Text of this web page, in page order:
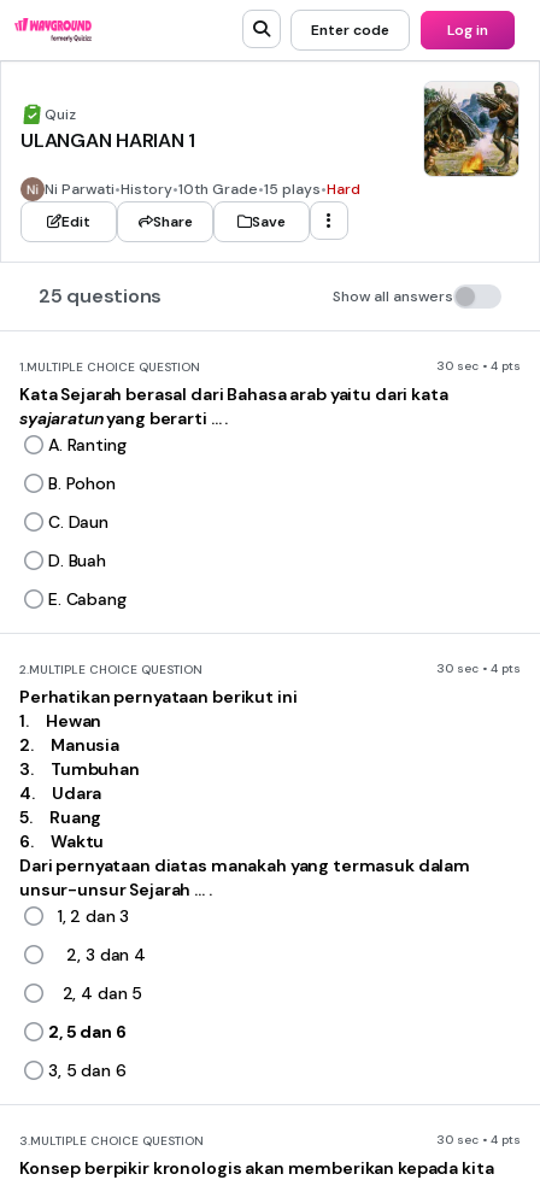
Enter code Log in
Quiz
ULANGAN HARIAN 1
Ni Parwati•History•10th Grade•15 plays•Hard
Edit
Share Save
25 questions Show all answers
1.MULTIPLE CHOICE QUESTION 30 sec • 4 pts
Kata Sejarah berasal dari Bahasa arab yaitu dari kata
syajaratunyang berarti … .
A. Ranting
B. Pohon
C. Daun
D. Buah
E. Cabang
2.MULTIPLE CHOICE QUESTION 30 sec • 4 pts
Perhatikan pernyataan berikut ini
1. Hewan
2. Manusia
3. Tumbuhan
4. Udara
5. Ruang
6. Waktu
Dari pernyataan diatas manakah yang termasuk dalam
unsur-unsur Sejarah … .
1, 2 dan 3
2, 3 dan 4
2, 4 dan 5
2, 5 dan 6
3, 5 dan 6
3.MULTIPLE CHOICE QUESTION 30 sec • 4 pts
Konsep berpikir kronologis akan memberikan kepada kita